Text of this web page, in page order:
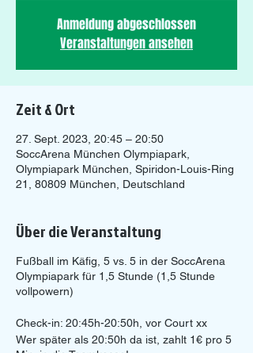
Anmeldung abgeschlossen
Veranstaltungen ansehen
Zeit & Ort
27. Sept. 2023, 20:45 – 20:50
SoccArena München Olympiapark,
Olympiapark München, Spiridon-Louis-Ring
21, 80809 München, Deutschland
Über die Veranstaltung
Fußball im Käfig, 5 vs. 5 in der SoccArena
Olympiapark für 1,5 Stunde (1,5 Stunde
vollpowern)
Check-in: 20:45h-20:50h, vor Court xx
Wer später als 20:50h da ist, zahlt 1€ pro 5